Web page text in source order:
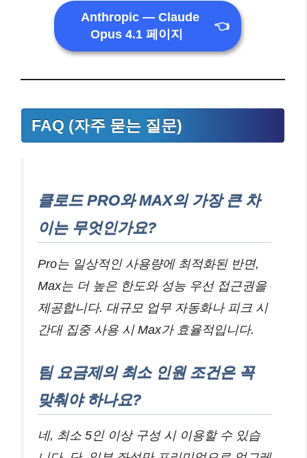
Anthropic — Claude
Opus 4.1 페이지
👈
FAQ (자주 묻는 질문)
클로드 PRO와 MAX의 가장 큰 차
이는 무엇인가요?
Pro는 일상적인 사용량에 최적화된 반면,
Max는 더 높은 한도와 성능 우선 접근권을
제공합니다. 대규모 업무 자동화나 피크 시
간대 집중 사용 시 Max가 효율적입니다.
팀 요금제의 최소 인원 조건은 꼭
맞춰야 하나요?
네, 최소 5인 이상 구성 시 이용할 수 있습